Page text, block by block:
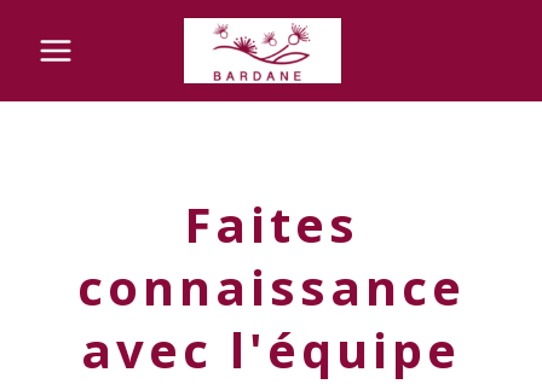
Menu
Faites
connaissance
avec l'équipe